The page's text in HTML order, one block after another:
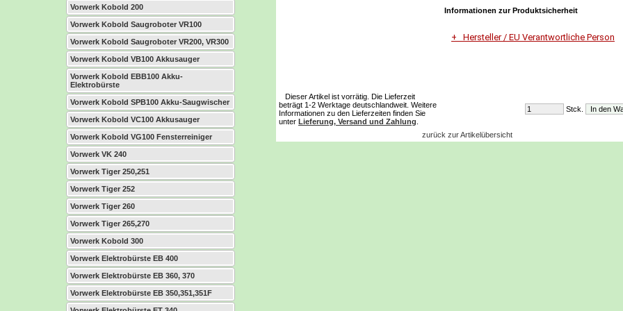
Vorwerk Kobold 200
Vorwerk Kobold Saugroboter VR100
Vorwerk Kobold Saugroboter VR200, VR300
Vorwerk Kobold VB100 Akkusauger
Vorwerk Kobold EBB100 Akku-
Elektrobürste
Vorwerk Kobold SPB100 Akku-Saugwischer
Vorwerk Kobold VC100 Akkusauger
Vorwerk Kobold VG100 Fensterreiniger
Vorwerk VK 240
Vorwerk Tiger 250,251
Vorwerk Tiger 252
Vorwerk Tiger 260
Vorwerk Tiger 265,270
Vorwerk Kobold 300
Vorwerk Elektrobürste EB 400
Vorwerk Elektrobürste EB 360, 370
Vorwerk Elektrobürste EB 350,351,351F
Informationen zur Produktsicherheit
Hersteller / EU Verantwortliche Person
51371 Leverkusen
Dieser Artikel ist vorrätig. Die Lieferzeit
beträgt 1-2 Werktage deutschlandweit. Weitere
Informationen zu den Lieferzeiten finden Sie
unter Lieferung, Versand und Zahlung
Stck.
zurück zur Artikelübersicht